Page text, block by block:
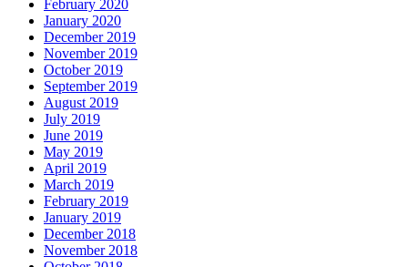
February 2020
January 2020
December 2019
November 2019
October 2019
September 2019
August 2019
July 2019
June 2019
May 2019
April 2019
March 2019
February 2019
January 2019
December 2018
November 2018